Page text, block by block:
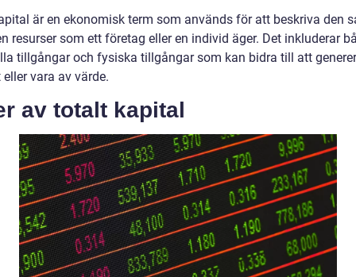
är en ekonomisk term som används för att beskriva den
resurser som ett företag eller en individ äger. Det inkluderar
tillgångar och fysiska tillgångar som kan bidra till att
vara av värde.
av totalt kapital